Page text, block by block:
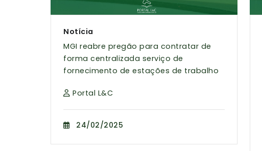
Notícia
MGI reabre pregão para contratar de
forma centralizada serviço de
fornecimento de estações de trabalho
Portal L&C
24/02/2025